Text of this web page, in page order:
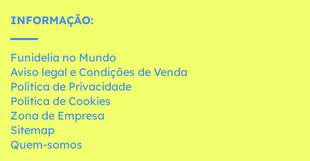
INFORMAÇÃO:
Funidelia no Mundo
Aviso legal e Condições de Venda
Política de Privacidade
Política de Cookies
Zona de Empresa
Sitemap
Quem-somos